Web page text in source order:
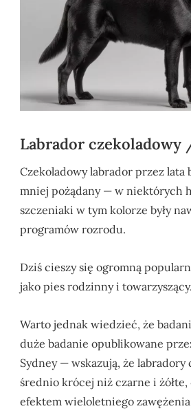
Labrador
Czekoladowy labrador przez lata
mniej pożądany — w niektórych
szczeniaki w tym kolorze były
programów rozrodu.
Dziś cieszy się ogromną
jako pies rodzinny i towarzyszący.
Warto jednak wiedzieć, że
duże badanie opublikowane
Sydney — wskazują, że labradory
średnio krócej niż czarne i żółte,
efektem wieloletniego